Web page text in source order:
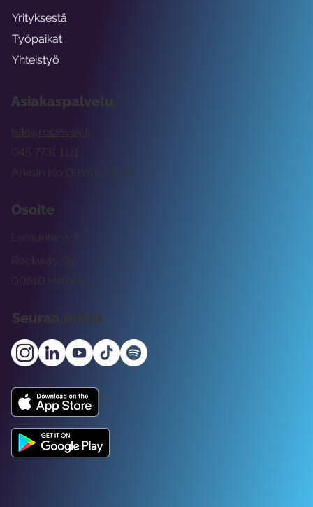
Asiakaspalvelu
tuki@rockway.fi
Arkisin klo 09:00 -15:00
045 7731 1111
Osoite
Rockway Oy
Lemuntie 3-5
00510 Helsinki
Seuraa meitä
Yrityksestä
Työpaikat
Yhteistyö